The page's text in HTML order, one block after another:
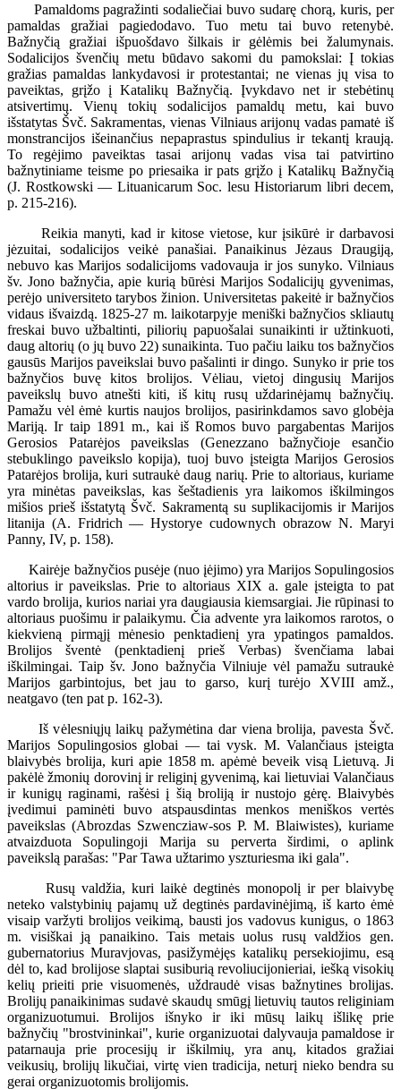
Pamaldoms pagražinti sodaliečiai buvo sudarę chorą, kuris, per
pamaldas gražiai pagiedodavo. Tuo metu tai buvo retenybė.
Bažnyčią gražiai išpuošdavo šilkais ir gėlėmis bei žalumynais.
Sodalicijos švenčių metu būdavo sakomi du pamokslai: Į tokias
gražias pamaldas lankydavosi ir protestantai; ne vienas jų visa to
paveiktas, grįžo į Katalikų Bažnyčią. Įvykdavo net ir stebėtinų
atsivertimų. Vienų tokių sodalicijos pamaldų metu, kai buvo
išstatytas Švč. Sakramentas, vienas Vilniaus arijonų vadas pamatė iš
monstrancijos išeinančius nepaprastus spindulius ir tekantį kraują.
To regėjimo paveiktas tasai arijonų vadas visa tai patvirtino
bažnytiniame teisme po priesaika ir pats grįžo į Katalikų Bažnyčią
(J. Rostkowski — Lituanicarum Soc. lesu Historiarum libri decem,
p. 215-216).
Reikia manyti, kad ir kitose vietose, kur įsikūrė ir darbavosi
jėzuitai, sodalicijos veikė panašiai. Panaikinus Jėzaus Draugiją,
nebuvo kas Marijos sodalicijoms vadovauja ir jos sunyko. Vilniaus
šv. Jono bažnyčia, apie kurią būrėsi Marijos Sodalicijų gyvenimas,
perėjo universiteto tarybos žinion. Universitetas pakeitė ir bažnyčios
vidaus išvaizdą. 1825-27 m. laikotarpyje meniški bažnyčios skliautų
freskai buvo užbaltinti, piliorių papuošalai sunaikinti ir užtinkuoti,
daug altorių (o jų buvo 22) sunaikinta. Tuo pačiu laiku tos bažnyčios
gausūs Marijos paveikslai buvo pašalinti ir dingo. Sunyko ir prie tos
bažnyčios buvę kitos brolijos. Vėliau, vietoj dingusių Marijos
paveikslų buvo atnešti kiti, iš kitų rusų uždarinėjamų bažnyčių.
Pamažu vėl ėmė kurtis naujos brolijos, pasirinkdamos savo globėja
Mariją. Ir taip 1891 m., kai iš Romos buvo pargabentas Marijos
Gerosios Patarėjos paveikslas (Genezzano bažnyčioje esančio
stebuklingo paveikslo kopija), tuoj buvo įsteigta Marijos Gerosios
Patarėjos brolija, kuri sutraukė daug narių. Prie to altoriaus, kuriame
yra minėtas paveikslas, kas šeštadienis yra laikomos iškilmingos
mišios prieš išstatytą Švč. Sakramentą su suplikacijomis ir Marijos
litanija (A. Fridrich — Hystorye cudownych obrazow N. Maryi
Panny, IV, p. 158).
Kairėje bažnyčios pusėje (nuo įėjimo) yra Marijos Sopulingosios
altorius ir paveikslas. Prie to altoriaus XIX a. gale įsteigta to pat
vardo brolija, kurios nariai yra daugiausia kiemsargiai. Jie rūpinasi to
altoriaus puošimu ir palaikymu. Čia advente yra laikomos rarotos, o
kiekvieną pirmąjį mėnesio penktadienį yra ypatingos pamaldos.
Brolijos šventė (penktadienį prieš Verbas) švenčiama labai
iškilmingai. Taip šv. Jono bažnyčia Vilniuje vėl pamažu sutraukė
Marijos garbintojus, bet jau to garso, kurį turėjo XVIII amž.,
neatgavo (ten pat p. 162-3).
Iš vėlesniųjų laikų pažymėtina dar viena brolija, pavesta Švč.
Marijos Sopulingosios globai — tai vysk. M. Valančiaus įsteigta
blaivybės brolija, kuri apie 1858 m. apėmė beveik visą Lietuvą. Ji
pakėlė žmonių dorovinį ir religinį gyvenimą, kai lietuviai Valančiaus
ir kunigų raginami, rašėsi į šią broliją ir nustojo gėrę. Blaivybės
įvedimui paminėti buvo atspausdintas menkos meniškos vertės
paveikslas (Abrozdas Szwencziaw-sos P. M. Blaiwistes), kuriame
atvaizduota Sopulingoji Marija su perverta širdimi, o aplink
paveikslą parašas: "Par Tawa užtarimo yszturiesma iki gala".
Rusų valdžia, kuri laikė degtinės monopolį ir per blaivybę
neteko valstybinių pajamų už degtinės pardavinėjimą, iš karto ėmė
visaip varžyti brolijos veikimą, bausti jos vadovus kunigus, o 1863
m. visiškai ją panaikino. Tais metais uolus rusų valdžios gen.
gubernatorius Muravjovas, pasižymėjęs katalikų persekiojimu, esą
dėl to, kad brolijose slaptai susiburią revoliucijonieriai, iešką visokių
kelių prieiti prie visuomenės, uždraudė visas bažnytines brolijas.
Brolijų panaikinimas sudavė skaudų smūgį lietuvių tautos religiniam
organizuotumui. Brolijos išnyko ir iki mūsų laikų išlikę prie
bažnyčių "brostvininkai", kurie organizuotai dalyvauja pamaldose ir
patarnauja prie procesijų ir iškilmių, yra anų, kitados gražiai
veikusių, brolijų likučiai, virtę vien tradicija, neturį nieko bendra su
gerai organizuotomis brolijomis.